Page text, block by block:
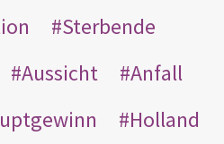
Sterbende
Aussicht
Anfall
Holland